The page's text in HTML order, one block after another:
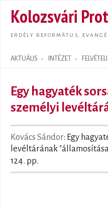
Kolozsvári
ERDÉLY REFORMÁTUS,
AKTUÁLIS INTÉZET FELVÉTELI
Search form
Egy hagyaték
személyi
Kovács Sándor: Egy
levéltárának
124. pp.